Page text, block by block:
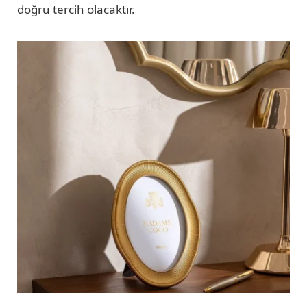
doğru tercih olacaktır.